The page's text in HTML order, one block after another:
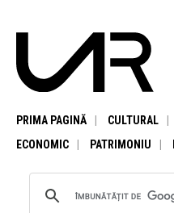
PRIMA PAGINĂ CULTURAL
ECONOMIC
PATRIMONIU